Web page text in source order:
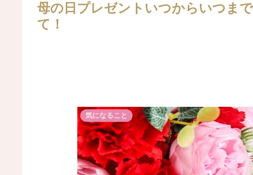
母の日プレゼントいつからいつま
て！
気になること